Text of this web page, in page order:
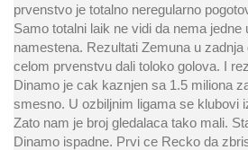
prvenstvo je totalno neregularno
Samo totalni laik ne vidi da nema jedne
namestena. Rezultati Zemuna u
celom prvenstvu dali toloko golova. I
Dinamo je cak kaznjen sa 1.5 miliona
smesno. U ozbiljnim ligama se klubovi
Zato nam je broj gledalaca tako mali.
Dinamo ispadne. Prvi ce Recko da